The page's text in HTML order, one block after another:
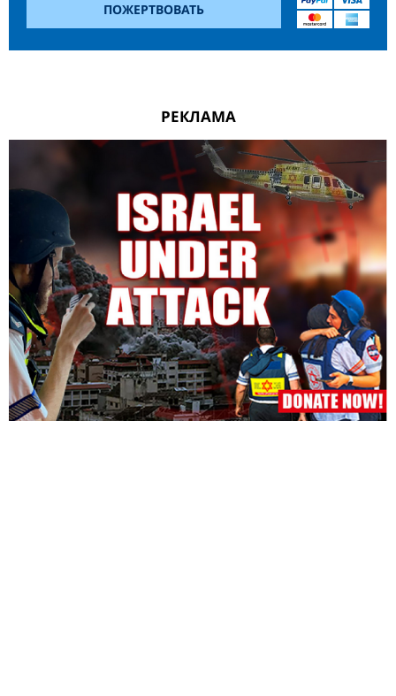
ПОЖЕРТВОВАТЬ
РЕКЛАМА